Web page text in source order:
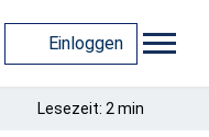
Einloggen
Lesezeit: 2 min